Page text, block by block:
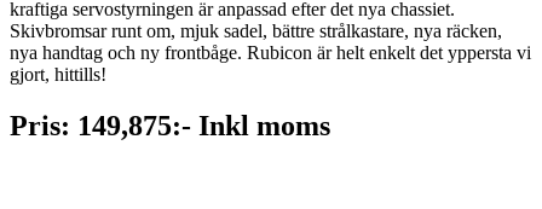
kraftiga servostyrningen är anpassad efter det nya chassiet.
Skivbromsar runt om, mjuk sadel, bättre strålkastare, nya räcken,
nya handtag och ny frontbåge. Rubicon är helt enkelt det yppersta vi
gjort, hittills!
Pris: 149,875:- Inkl moms